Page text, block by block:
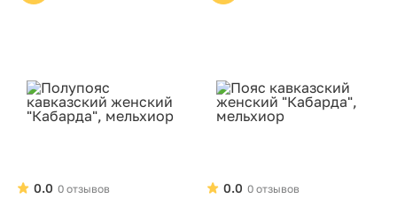
0 отзывов
0.0
0 отзывов
0.0